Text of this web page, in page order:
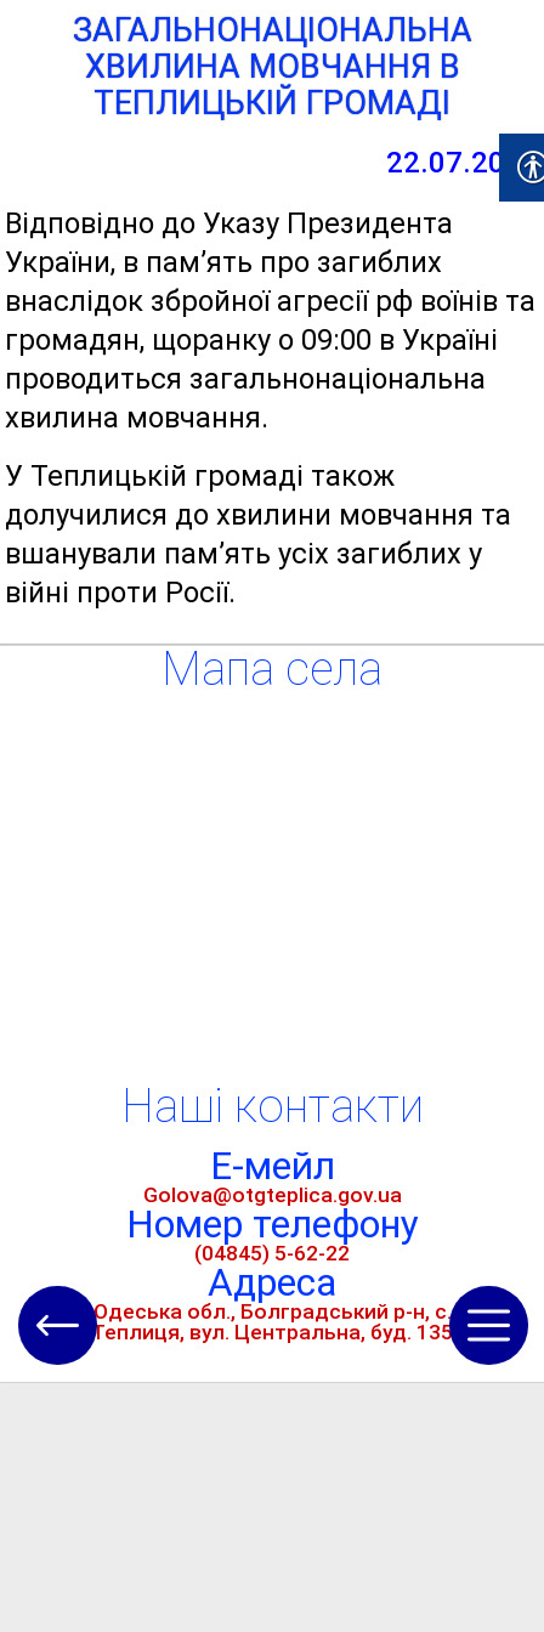
ЗАГАЛЬНОНАЦІОНАЛЬНА
ХВИЛИНА МОВЧАННЯ В
ТЕПЛИЦЬКІЙ ГРОМАДІ
22.07.2024
Відповідно до Указу Президента
України, в пам’ять про загиблих
внаслідок збройної агресії рф воїнів та
громадян, щоранку о 09:00 в Україні
проводиться загальнонаціональна
хвилина мовчання.
У Теплицькій громаді також
долучилися до хвилини мовчання та
вшанували пам’ять усіх загиблих у
війні проти Росії.
Мапа села
Наші контакти
Е-мейл
Golova@otgteplica.gov.ua
Номер телефону
(04845) 5-62-22
Адреса
Одеська обл., Болградський р-н, с.
Теплиця, вул. Центральна, буд. 135